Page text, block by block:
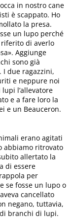
in nostro cane
è scappato. Ho
la presa.
un lupo perché
di averlo
Aggiunge
sono già
due ragazzini,
e neppure noi
l’allevatore
e a fare loro la
e un Beauceron.
erano agitati
abbiamo ritrovato
allertato la
di essere
per
se fosse un lupo o
cancellato
negano, tuttavia,
branchi di lupi.